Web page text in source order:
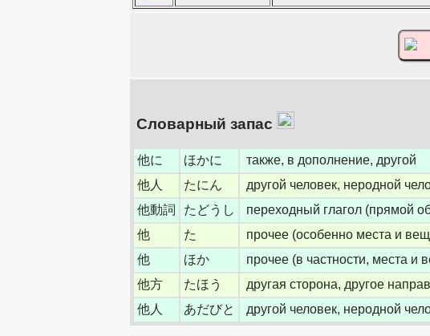
Словарный запас
他に ほかに
также, в дополнение, другой
他人
たにん
другой человек, неродной
他動詞
たどうし
переходный глагол (прямой
他
た
прочее (особенно места и
他
ほか
прочее (в частности, места и
他方
たほう
другая сторона, другое
他人
あだびと другой человек, неродной